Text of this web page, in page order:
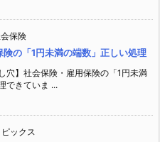
保険
の「1円未満の端数」正しい処理
穴】社会保険・雇用保険の「1円未満
できていま ...
ピックス